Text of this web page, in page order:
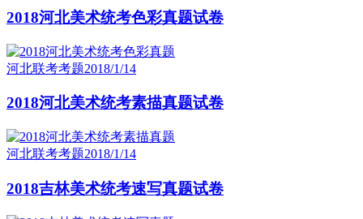
2018河北美术统考色彩真题试卷
河北联考考题2018/1/14
2018河北美术统考素描真题试卷
河北联考考题2018/1/14
2018吉林美术统考速写真题试卷